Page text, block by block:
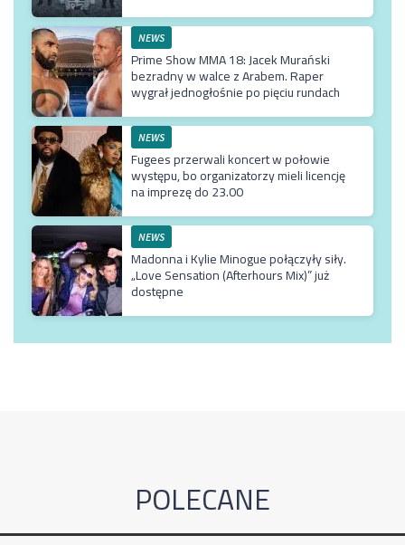
NEWS
Prime Show MMA 18: Jacek Murański
bezradny w walce z Arabem. Raper
wygrał jednogłośnie po pięciu rundach
NEWS
Fugees przerwali koncert w połowie
występu, bo organizatorzy mieli licencję
na imprezę do 23.00
NEWS
Madonna i Kylie Minogue połączyły siły.
„Love Sensation (Afterhours Mix)” już
dostępne
POLECANE